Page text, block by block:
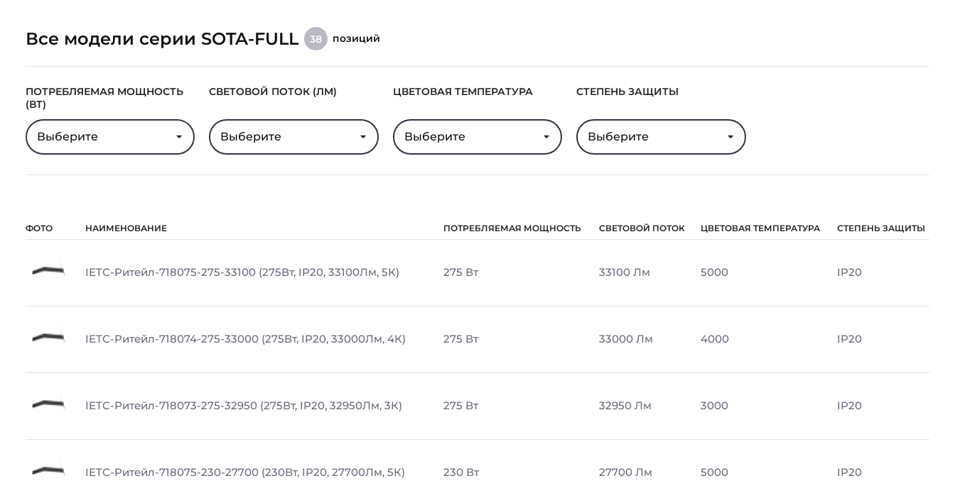
Все модели серии SOTA-FULL 38 позиций
ПОТРЕБЛЯЕМАЯ МОЩНОСТЬ
(ВТ)
Выберите
СВЕТОВОЙ ПОТОК (ЛМ)
Выберите
ЦВЕТОВАЯ ТЕМПЕРАТУРА
Выберите
СТЕПЕНЬ ЗАЩИТЫ
Выберите
ФОТО НАИМЕНОВАНИЕ ПОТРЕБЛЯЕМАЯ МОЩНОСТЬ СВЕТОВОЙ ПОТОК ЦВЕТОВАЯ ТЕМПЕРАТУРА СТЕПЕНЬ ЗАЩИТЫ
IETC-Ритейл-718075-275-33100 (275Вт, IP20, 33100Лм, 5К) 275 Вт 33100 Лм 5000 IP20
IETC-Ритейл-718074-275-33000 (275Вт, IP20, 33000Лм, 4К) 275 Вт 33000 Лм 4000 IP20
IETC-Ритейл-718073-275-32950 (275Вт, IP20, 32950Лм, 3К) 275 Вт 32950 Лм 3000 IP20
IETC-Ритейл-718075-230-27700 (230Вт, IP20, 27700Лм, 5К) 230 Вт 27700 Лм 5000 IP20